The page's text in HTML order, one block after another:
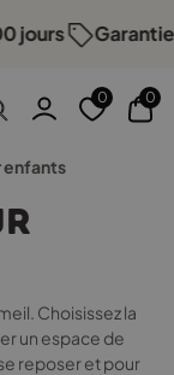
Expédition rapide
Garantie
0 0
enfants
Choisissez la
un espace de
reposer et pour